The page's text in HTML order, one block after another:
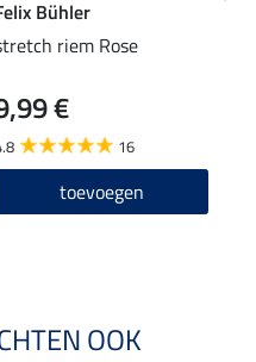
Bühler
riem Rose
€
16
toevoegen
OOK